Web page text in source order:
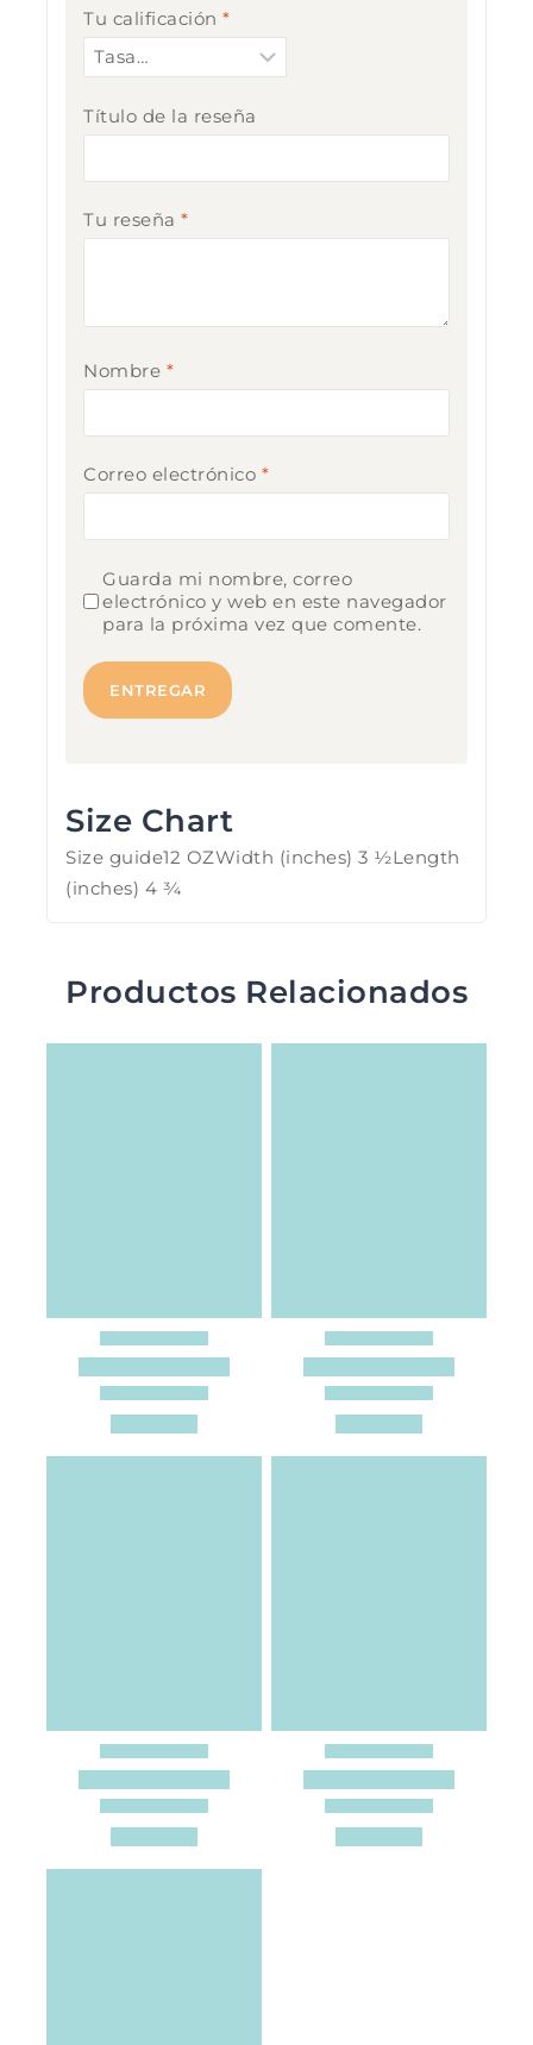
Tu calificación *
Título de la reseña
Tu reseña *
Nombre *
Correo electrónico *
Guarda mi nombre, correo
electrónico y web en este navegador
para la próxima vez que comente.
Size Chart
Size guide12 OZWidth (inches) 3 ½Length
(inches) 4 ¾
Productos Relacionados